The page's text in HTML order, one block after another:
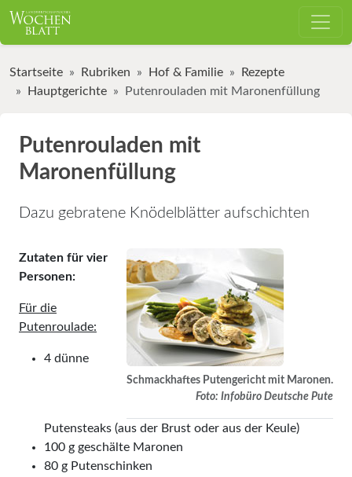
Startseite Rubriken Hof & Familie
Rezepte
Hauptgerichte
Putenrouladen mit Maronenfüllung
Putenrouladen mit
Maronenfüllung
Dazu gebratene Knödelblätter aufschichten
Schmackhaftes Putengericht mit Maronen.
Foto: Infobüro Deutsche Pute
Zutaten für vier
Personen:
Für die
Putenroulade:
4 dünne
Putensteaks (aus der Brust oder aus der Keule)
100 g geschälte Maronen
80 g Putenschinken